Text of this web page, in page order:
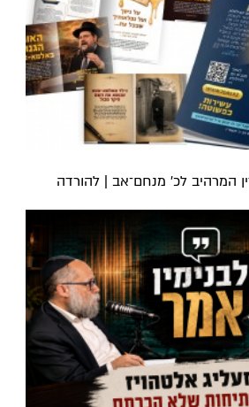
המרהיב לכ’ מנחם־אב | להורדה